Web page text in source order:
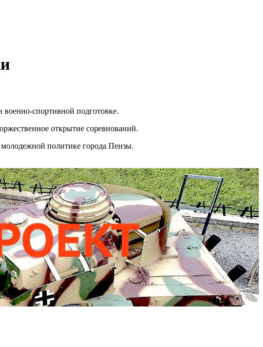
спортивной подготовке.
открытие соревнований.
политике города Пензы.